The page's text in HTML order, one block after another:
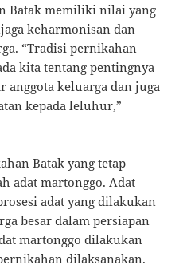
Batak memiliki nilai yang
keharmonisan dan
“Tradisi pernikahan
kita tentang pentingnya
anggota keluarga dan juga
kepada leluhur,”
Batak yang tetap
adat martonggo. Adat
adat yang dilakukan
besar dalam persiapan
martonggo dilakukan
dilaksanakan.